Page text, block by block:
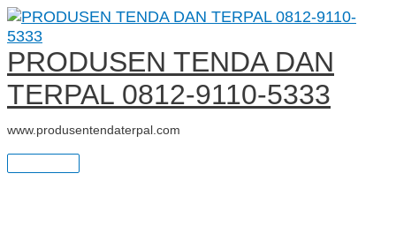
Skip
to
content
PRODUSEN TENDA DAN
TERPAL 0812-9110-5333
www.produsentendaterpal.com
Menu
TERMURAH
JUAL
TENDA
SARNAFIL
S
e
a
r
c
h